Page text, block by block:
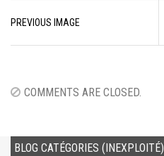
navigation
PREVIOUS IMAGE
COMMENTS ARE CLOSED.
BLOG CATÉGORIES (INEXPLOITÉ)